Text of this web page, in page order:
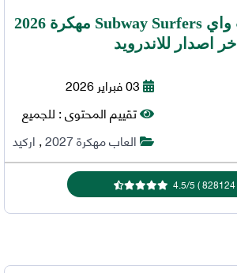
تحميل لعبة صب واي Subway Surfers مهكرة 2026
اخر اصدار للاندرويد
03 فبراير 2026
تقييم المحتوى :للجميع
العاب مهكرة 2027
,اركيد
828124
)
4.5/5